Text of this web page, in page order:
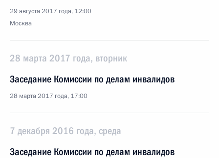
29 августа 2017 года, 12:00
Москва
28 марта 2017 года, вторник
Заседание Комиссии по делам инвалидов
28 марта 2017 года, 17:00
7 декабря 2016 года, среда
Заседание Комиссии по делам инвалидов